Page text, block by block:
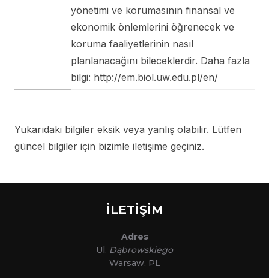
yönetimi ve korumasının finansal ve
ekonomik önlemlerini öğrenecek ve
koruma faaliyetlerinin nasıl
planlanacağını bileceklerdir. Daha fazla
bilgi: http://em.biol.uw.edu.pl/en/
Yukarıdaki bilgiler eksik veya yanlış olabilir. Lütfen
güncel bilgiler için bizimle iletişime geçiniz.
İLETİŞİM
Adres
Ul. Dąbrowskiego
Warsaw, PL